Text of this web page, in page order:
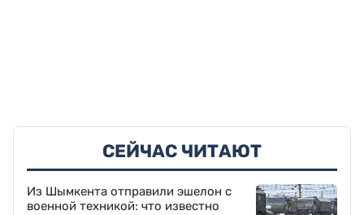
СЕЙЧАС ЧИТАЮТ
Из Шымкента отправили эшелон с
военной техникой: что известно